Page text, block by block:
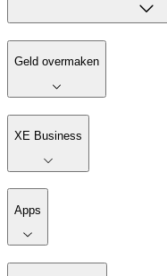
Geld overmaken
XE Business
Apps